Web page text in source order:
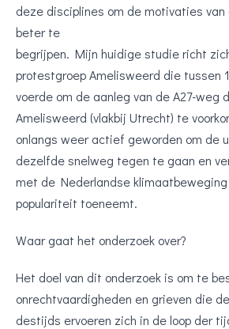
deze disciplines om de motivaties
beter te
begrijpen. Mijn huidige studie richt
protestgroep Amelisweerd die tussen
voerde om de aanleg van de A27-weg
Amelisweerd (vlakbij Utrecht) te
onlangs weer actief geworden om de
dezelfde snelweg tegen te gaan en
met de Nederlandse
populariteit toeneemt.
Waar gaat het onderzoek over?
Het doel van dit onderzoek is om te
onrechtvaardigheden en grieven die
destijds ervoeren zich in de loop der